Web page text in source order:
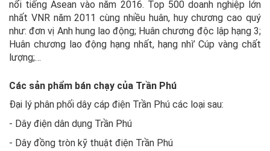
nổi tiếng Asean vào năm 2016. Top 500 doanh nghiệp lớn
nhất VNR năm 2011 cùng nhiều huân, huy chương cao quý
như: đơn vị Anh hung lao động; Huân chương độc lập hạng 3;
Huân chương lao động hạng nhất, hạng nhì’ Cúp vàng chất
lượng;…
Các sản phẩm bán chạy của Trần Phú
Đại lý phân phối dây cáp điện Trần Phú các loại sau:
- Dây điện dân dụng Trần Phú
- Dây đồng tròn kỹ thuật điện Trần Phú